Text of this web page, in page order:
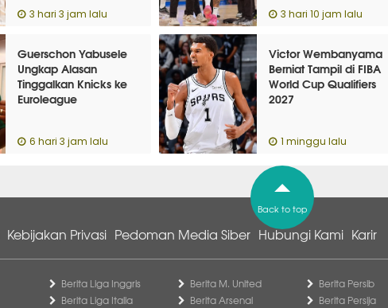
3 hari 3 jam lalu 3 hari 10 jam lalu
Guerschon Yabusele
Ungkap Alasan
Tinggalkan Knicks ke
Euroleague
6 hari 3 jam lalu
Victor Wembanyama
Berniat Tampil di FIBA
World Cup Qualifiers
2027
1 minggu lalu
Back to top
Kebijakan Privasi Pedoman Media Siber Hubungi Kami Karir
Berita Liga Inggris
Berita Liga Italia
Berita M. United
Berita Arsenal
Berita Persib
Berita Persija